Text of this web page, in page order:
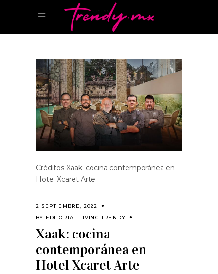
Créditos Xaak: cocina contemporánea en
Hotel Xcaret Arte
2 SEPTIEMBRE, 2022
BY EDITORIAL LIVING TRENDY
Xaak: cocina
contemporánea en
Hotel Xcaret Arte